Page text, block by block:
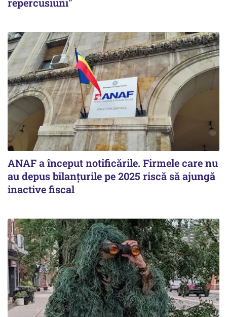
ANAF a început notificările. Firmele care nu
au depus bilanțurile pe 2025 riscă să ajungă
inactive fiscal